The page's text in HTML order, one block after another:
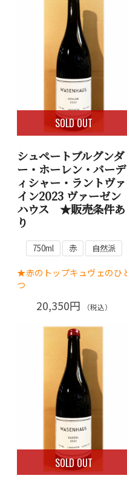
SOLD OUT
シュペートブルグンダ
ー・ホーレン・バーデ
ィシャー・ラントヴァ
イン2023 ヴァーゼン
ハウス ★販売条件あ
り
750ml 赤 自然派
★赤のトップキュヴェのひ
つ
20,350円 （税込）
SOLD OUT